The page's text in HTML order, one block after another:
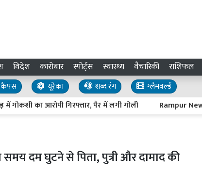
विदेश कारोबार स्पोर्ट्स स्वास्थ्य वैचारिकी राशिफल
यूरेका शब्द रंग
ग्लैमवर्ल्ड
का आरोपी गिरफ्तार, पैर में लगी गोली Rampur News :
दम घुटने से पिता, पुत्री और दामाद की